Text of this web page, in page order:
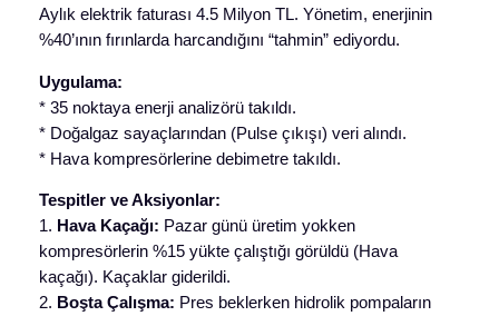
Aylık elektrik faturası 4.5 Milyon TL. Yönetim, enerjinin
%40’ının fırınlarda harcandığını “tahmin” ediyordu.
Uygulama:
* 35 noktaya enerji analizörü takıldı.
* Doğalgaz sayaçlarından (Pulse çıkışı) veri alındı.
* Hava kompresörlerine debimetre takıldı.
Tespitler ve Aksiyonlar:
1. Hava Kaçağı: Pazar günü üretim yokken
kompresörlerin %15 yükte çalıştığı görüldü (Hava
kaçağı). Kaçaklar giderildi.
2. Boşta Çalışma: Pres beklerken hidrolik pompaların